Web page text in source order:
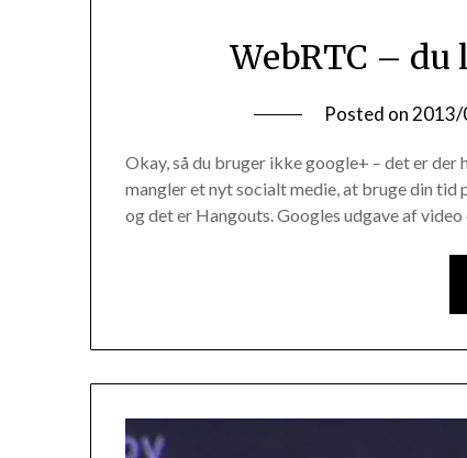
WebRTC –
Posted on
Okay, så du bruger ikke google+ – det er
mangler et nyt socialt medie, at bruge din
og det er Hangouts. Googles udgave af